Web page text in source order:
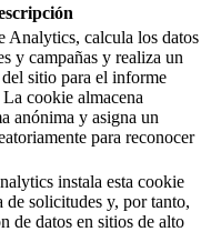
Analytics, calcula los datos
y campañas y realiza un
sitio para el informe
cookie almacena
anónima y asigna un
para reconocer
instala esta cookie
de solicitudes y, por tanto,
de datos en sitios de alto